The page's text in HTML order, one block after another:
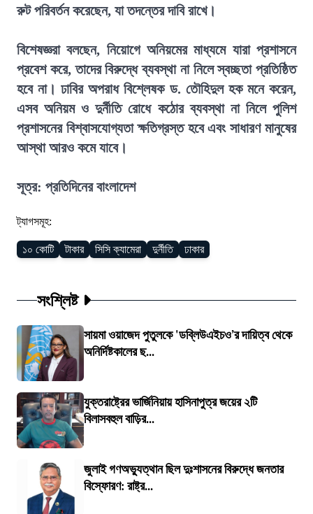
রুট পরিবর্তন করেছেন, যা তদন্তের দাবি রাখে।
বিশেষজ্ঞরা বলছেন, নিয়োগে অনিয়মের মাধ্যমে যারা প্রশাসনে
প্রবেশ করে, তাদের বিরুদ্ধে ব্যবস্থা না নিলে স্বচ্ছতা প্রতিষ্ঠিত
হবে না। ঢাবির অপরাধ বিশ্লেষক ড. তৌহিদুল হক মনে করেন,
এসব অনিয়ম ও দুর্নীতি রোধে কঠোর ব্যবস্থা না নিলে পুলিশ
প্রশাসনের বিশ্বাসযোগ্যতা ক্ষতিগ্রস্ত হবে এবং সাধারণ মানুষের
আস্থা আরও কমে যাবে।
সূত্র: প্রতিদিনের বাংলাদেশ
ট্যাগসমূহ:
১০ কোটি টাকার সিসি ক্যামেরা দুর্নীতি ঢাকার
সংশ্লিষ্ট
সায়মা ওয়াজেদ পুতুলকে 'ডব্লিউএইচও’র দায়িত্ব থেকে
অনির্দিষ্টকালের ছ...
যুক্তরাষ্ট্রের ভার্জিনিয়ায় হাসিনাপুত্র জয়ের ২টি
বিলাসবহুল বাড়ির...
জুলাই গণঅভ্যুত্থান ছিল দুঃশাসনের বিরুদ্ধে জনতার
বিস্ফোরণ: রাষ্ট্র...